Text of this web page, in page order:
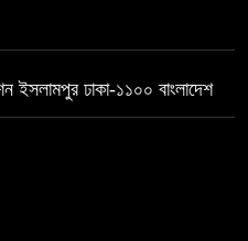
ইসলামপুর ঢাকা-১১০০ বাংলাদেশ